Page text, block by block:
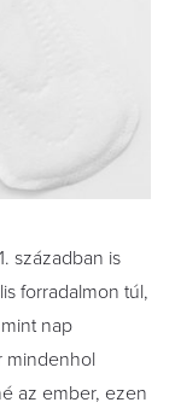
században is
forradalmon túl,
nap
mindenhol
az ember, ezen